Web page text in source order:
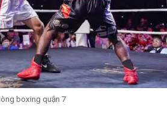
boxing quận 7